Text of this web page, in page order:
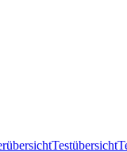
Testübersicht